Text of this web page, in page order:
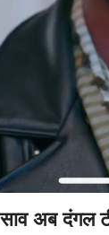
अब दंगल